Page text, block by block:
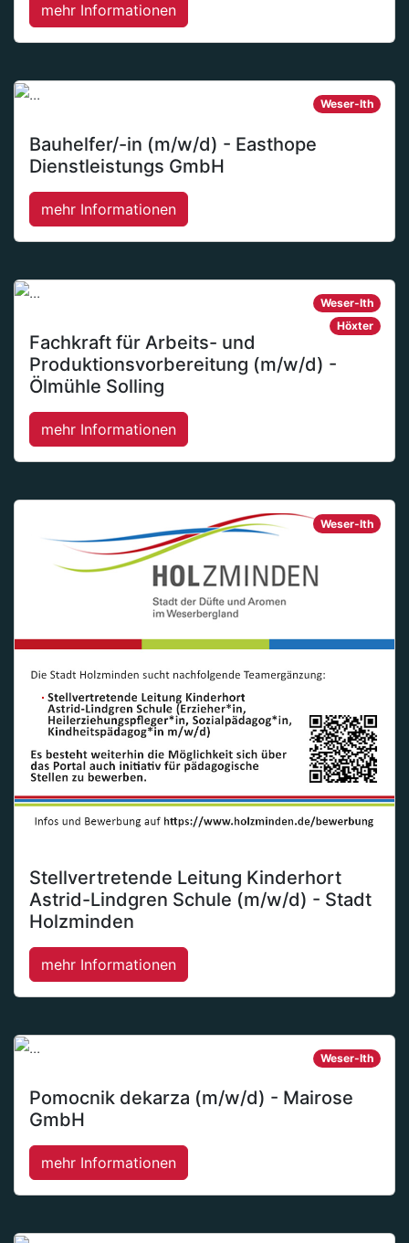
mehr Informationen
Bauhelfer/-in (m/w/d) - Easthope
Dienstleistungs GmbH
Weser-Ith
mehr Informationen
Fachkraft für Arbeits- und
Produktionsvorbereitung (m/w/d) -
Ölmühle Solling
Weser-Ith
Höxter
mehr Informationen
Stellvertretende Leitung Kinderhort
Astrid-Lindgren Schule (m/w/d) - Stadt
Holzminden
Weser-Ith
mehr Informationen
Pomocnik dekarza (m/w/d) - Mairose
GmbH
Weser-Ith
mehr Informationen